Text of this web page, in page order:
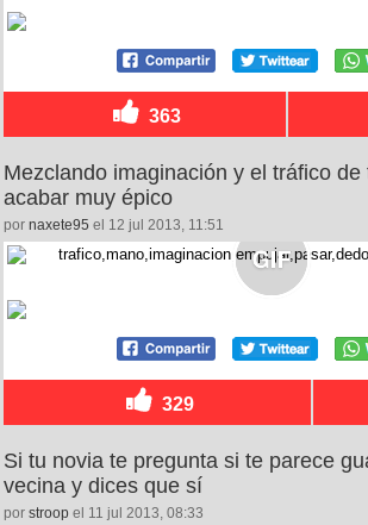
363
Mezclando imaginación y el tráfico
acabar muy épico
por naxete95 el 12 jul 2013, 11:51
329
Si tu novia te pregunta si te parece
vecina y dices que sí
por stroop el 11 jul 2013, 08:33